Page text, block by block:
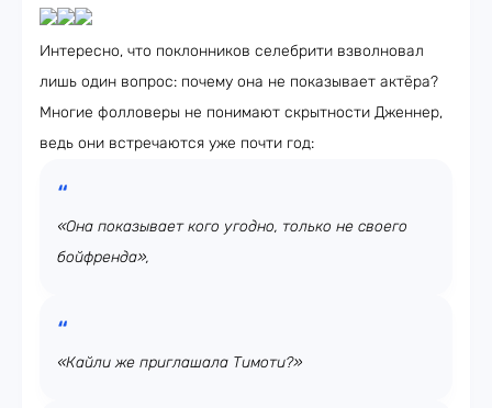
Интересно, что поклонников селебрити взволновал
лишь один вопрос: почему она не показывает актёра?
Многие фолловеры не понимают скрытности Дженнер,
ведь они встречаются уже почти год:
«Она показывает кого угодно, только не своего
бойфренда»,
«Кайли же приглашала Тимоти?»